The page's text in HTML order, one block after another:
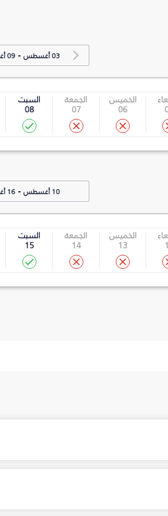
03 أغسطس -09 أغسطس
الخميس
06
الجمعة
07
السبت
08
10 أغسطس -16 أغسطس
الخميس
13
الجمعة
14
السبت
15